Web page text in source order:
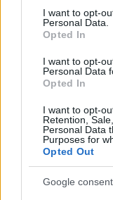
consent section.
I want to opt-
Personal Data.
Opted In
I want to opt-
Personal Data
Opted In
I want to opt-
Retention,
Personal Data
Purposes for
Opted Out
Google